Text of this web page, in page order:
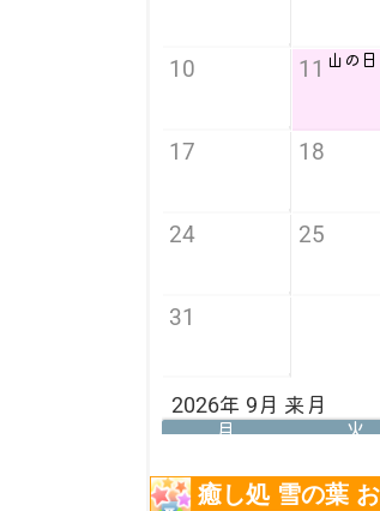
癒し処 雪の葉